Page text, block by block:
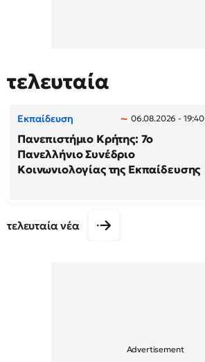
τελευταία
Εκπαίδευση 06.08.2026 - 19:40
Πανεπιστήμιο Κρήτης: 7ο
Πανελλήνιο Συνέδριο
Κοινωνιολογίας της Εκπαίδευσης
τελευταία νέα